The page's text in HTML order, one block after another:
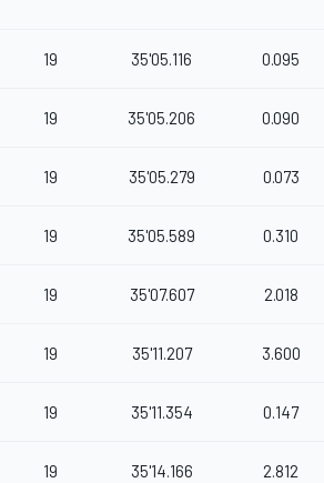
19 35'05.116 0.095
19 35'05.206 0.090
19 35'05.279 0.073
19 35'05.589 0.310
19 35'07.607 2.018
19 35'11.207 3.600
19 35'11.354 0.147
19 35'14.166 2.812